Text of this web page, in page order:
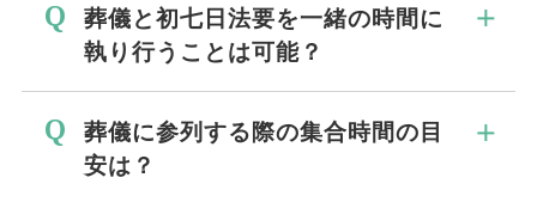
ています。一般参列者の負担なども考慮し
て、葬儀・告別式は午前中から執り行うの
が慣例です。
カトリックの「通夜の祈り」「葬儀ミ
サ」、プロテスタントの「前夜祭」「葬送
の所要時間はおおよそ1時間30分程です。
仏式の精進落としはありませんが、神式も
葬儀と初七日法要を一緒の時間に
執り行うことは可能？
行う法要です。最近では遠方から参列され
るご親族様のご都合を考慮して、ご葬儀の
葬儀に参列する際の集合時間の目
安は？